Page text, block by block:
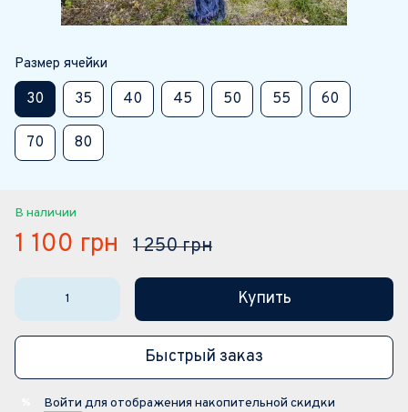
Размер ячейки
30 35 40 45 50 55 60
70 80
В наличии
1 100 грн 1 250 грн
Купить
Быстрый заказ
Войти для отображения накопительной скидки